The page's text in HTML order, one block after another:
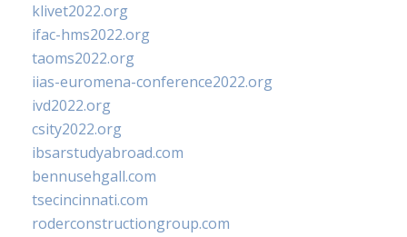
klivet2022.org
ifac-hms2022.org
taoms2022.org
iias-euromena-conference2022.org
ivd2022.org
csity2022.org
ibsarstudyabroad.com
bennusehgall.com
tsecincinnati.com
roderconstructiongroup.com